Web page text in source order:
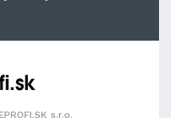
s.r.o.